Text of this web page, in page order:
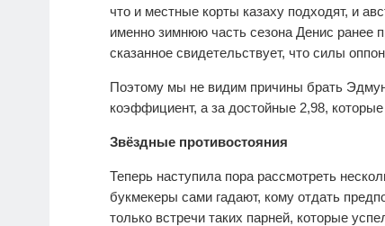
что и местные корты казаху подходят, и
именно зимнюю часть сезона Денис ранее
сказанное свидетельствует, что силы
Поэтому мы не видим причины брать
коэффициент, а за достойные 2,98,
Звёздные противостояния
Теперь наступила пора рассмотреть
букмекеры сами гадают, кому отдать
только встречи таких парней, которые